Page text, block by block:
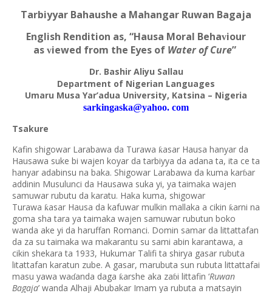
Tarbiyyar Bahaushe a Mahangar Ruwan Bagaja
English Rendition as, “Hausa Moral Behaviour
as viewed from the Eyes of Water of Cure”
Dr. Bashir Aliyu Sallau
Department of Nigerian Languages
Umaru Musa Yar’adua University, Katsina – Nigeria
sarkingaska@yahoo. com
Tsakure
Kafin shigowar Larabawa da Turawa ƙasar Hausa hanyar da
Hausawa suke bi wajen koyar da tarbiyya da adana ta, ita ce ta
hanyar adabinsu na baka. Shigowar Larabawa da kuma karɓar
addinin Musulunci da Hausawa suka yi, ya taimaka wajen
samuwar rubutu da karatu. Haka kuma, shigowar
Turawa ƙasar Hausa da kafuwar mulkin mallaka a cikin ƙarni na
goma sha tara ya taimaka wajen samuwar rubutun boko
wanda ake yi da haruffan Romanci. Domin samar da littattafan
da za su taimaka wa makarantu su sami abin karantawa, a
cikin shekara ta 1933, Hukumar Talifi ta shirya gasar rubuta
litattafan karatun zube. A gasar, marubuta sun rubuta littattafai
masu yawa waɗanda daga ƙarshe aka zaɓi littafin ‘Ruwan
Bagaja’ wanda Alhaji Abubakar Imam ya rubuta a matsayin